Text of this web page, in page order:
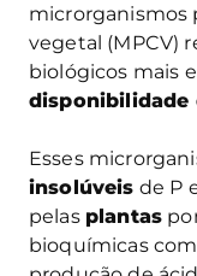
microrganismos
vegetal (MPCV)
biológicos mais
disponibilidade
Esses
insolúveis de P
pelas plantas
bioquímicas